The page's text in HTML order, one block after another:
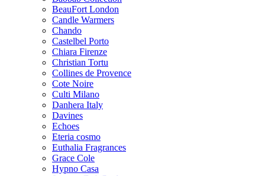
BeauFort London
Candle Warmers
Chando
Castelbel Porto
Chiara Firenze
Christian Tortu
Collines de Provence
Cote Noire
Culti Milano
Danhera Italy
Davines
Echoes
Eteria cosmo
Euthalia Fragrances
Grace Cole
Hypno Casa